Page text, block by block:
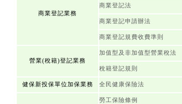
商業登記業務
商業登記法
商業登記申請辦法
商業登記規費收費準則
營業(稅籍)登記業務
加值型及非加值型營業稅法
稅籍登記規則
健保新投保單位加保業務 全民健康保險法
勞工保險條例